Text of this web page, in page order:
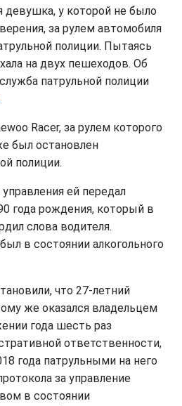
девушка, у которой не было
за рулем автомобиля
полиции. Пытаясь
на двух пешеходов. Об
патрульной полиции
Racer, за рулем которого
был остановлен
полиции.
ей передал
года рождения, который в
слова водителя.
в состоянии алкогольного
что 27-летний
же оказался владельцем
года шесть раз
ответственности,
года патрульными на него
за управление
в состоянии